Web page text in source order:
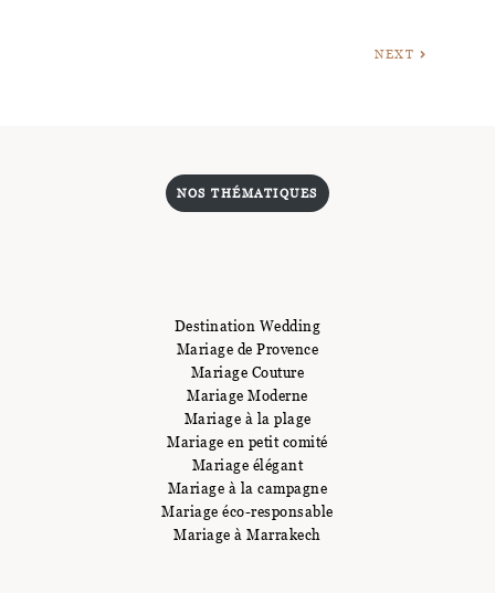
NEXT
NOS THÉMATIQUES
Destination Wedding
Mariage de Provence
Mariage Couture
Mariage Moderne
Mariage à la plage
Mariage en petit comité
Mariage élégant
Mariage à la campagne
Mariage éco-responsable
Mariage à Marrakech